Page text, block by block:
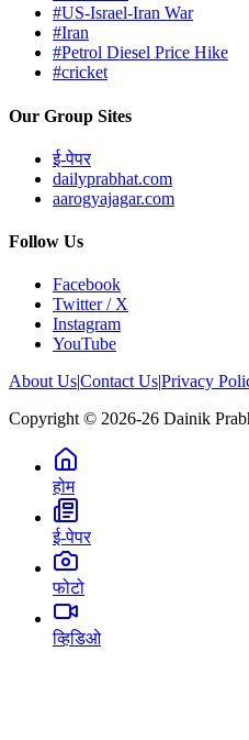
#US-Israel-Iran War
#Iran
#Petrol Diesel Price Hike
#cricket
Our Group Sites
ई-पेपर
dailyprabhat.com
aarogyajagar.com
Follow Us
Facebook
Twitter / X
Instagram
YouTube
About Us|Contact Us|Privacy
Copyright © 2026-26 Dainik
होम
ई-पेपर
फोटो
व्हिडिओ